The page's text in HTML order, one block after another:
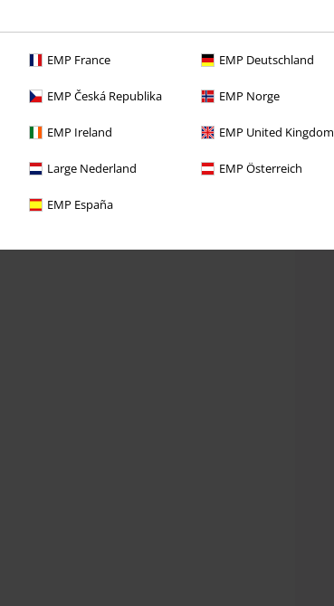
EMP France EMP Deutschland
EMP Česká Republika EMP Norge
EMP Ireland EMP United Kingdom
Large Nederland EMP Österreich
EMP España